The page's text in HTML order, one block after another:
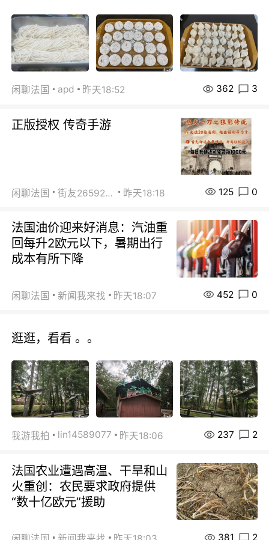
闲聊法国 apd 昨天18:52 362 3
正版授权 传奇手游
闲聊法国 街友26592800 昨天18:18 125 0
法国油价迎来好消息：汽油重
回每升2欧元以下，暑期出行
成本有所下降
闲聊法国 新闻我来找 昨天18:07 452 0
逛逛，看看 。。
我游我拍 lin14589077 昨天18:06 237 2
法国农业遭遇高温、干旱和山
火重创：农民要求政府提供
“数十亿欧元”援助
381 2